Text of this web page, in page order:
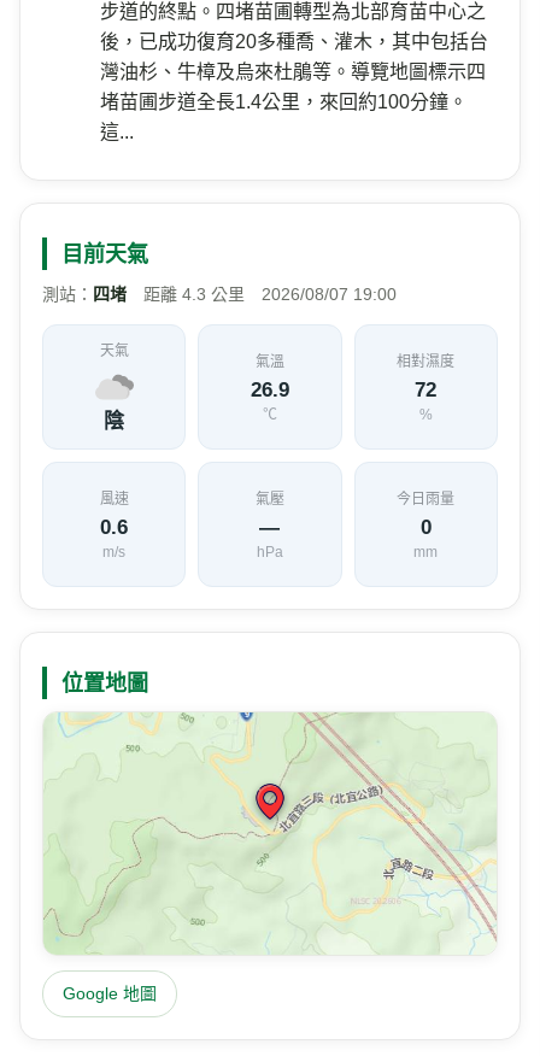
步道的終點。四堵苗圃轉型為北部育苗中心之
後，已成功復育20多種喬、灌木，其中包括台
灣油杉、牛樟及烏來杜鵑等。導覽地圖標示四
堵苗圃步道全長1.4公里，來回約100分鐘。
這...
目前天氣
測站： 四堵 距離 4.3 公里 2026/08/07 19:00
天氣
陰
氣溫
26.9
℃
相對濕度
72
%
風速
0.6
m/s
氣壓
—
hPa
今日雨量
0
mm
位置地圖
Google 地圖